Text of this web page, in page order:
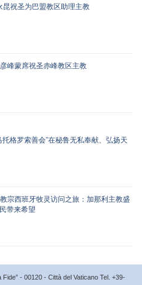
昆祝圣为巴盟教区助理主教
峰蒙席祝圣赤峰教区主教
托格罗索善会”在秘鲁无私奉献、弘扬天
宗西班牙牧灵访问之旅：加那利主教盛
带来希望
- 00120 - Città del Vaticano Tel. +39-